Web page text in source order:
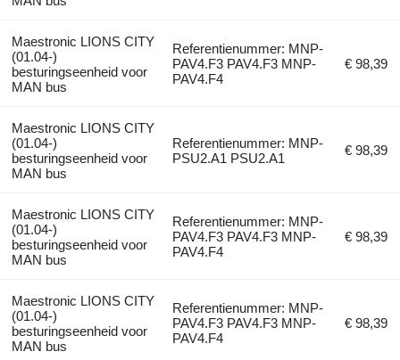
Maestronic LIONS CITY
(01.04-)
besturingseenheid voor
MAN bus
Referentienummer: MNP-
PAV4.F3 PAV4.F3 MNP-
PAV4.F4
€ 98,39
Maestronic LIONS CITY
(01.04-)
besturingseenheid voor
MAN bus
Referentienummer: MNP-
PSU2.A1 PSU2.A1
€ 98,39
Maestronic LIONS CITY
(01.04-)
besturingseenheid voor
MAN bus
Referentienummer: MNP-
PAV4.F3 PAV4.F3 MNP-
PAV4.F4
€ 98,39
Maestronic LIONS CITY
(01.04-)
besturingseenheid voor
MAN bus
Referentienummer: MNP-
PAV4.F3 PAV4.F3 MNP-
PAV4.F4
€ 98,39